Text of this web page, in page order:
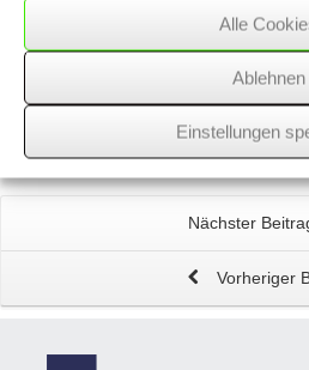
Alle
Ablehnen
Einstellungen
Verbraucherschutzim
Vorsteuervergütungdurch
ansässige
Nächster
Vorheriger